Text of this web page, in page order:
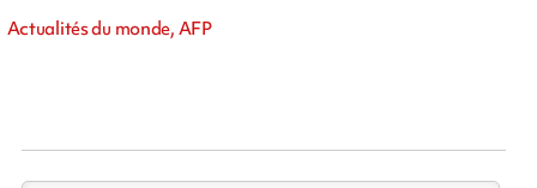
Actualités du monde, AFP